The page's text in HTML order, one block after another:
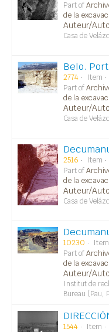
Part of
de la
Auteur/
Casa de
2774 Item
Part of
de la
Auteur/
Casa de
2516 Item
Part of
de la
Auteur/
Casa de
10230 Item
Part of
de la
Auteur/
Institut de
Bureau (Pau,
1544 Item